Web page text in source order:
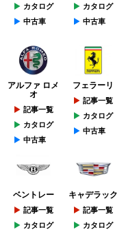
カタログ
中古車
カタログ
中古車
アルファ ロメ
オ
記事一覧
カタログ
中古車
フェラーリ
記事一覧
カタログ
中古車
ベントレー
記事一覧
カタログ
キャデラック
記事一覧
カタログ